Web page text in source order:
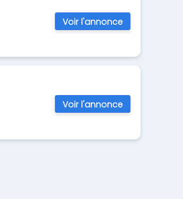
Voir l'annonce
Voir l'annonce